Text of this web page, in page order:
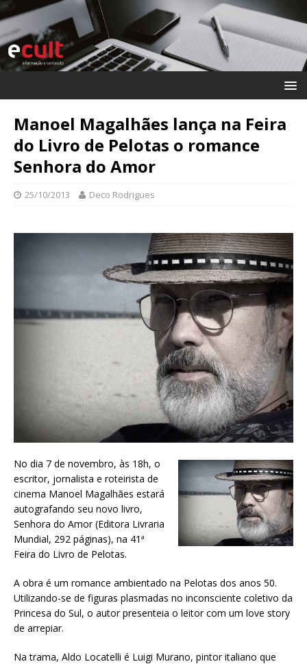
Manoel Magalhães lança na Feira
do Livro de Pelotas o romance
Senhora do Amor
25/10/2013 Deco Rodrigues
No dia 7 de novembro, às 18h, o
escritor, jornalista e roteirista de
cinema Manoel Magalhães estará
autografando seu novo livro,
Senhora do Amor (Editora Livraria
Mundial, 292 páginas), na 41ª
Feira do Livro de Pelotas.
A obra é um romance ambientado na Pelotas dos anos 50.
Utilizando-se de figuras plasmadas no inconsciente coletivo da
Princesa do Sul, o autor presenteia o leitor com um love story
de arrepiar.
Na trama, Aldo Locatelli é Luigi Murano, pintor italiano que